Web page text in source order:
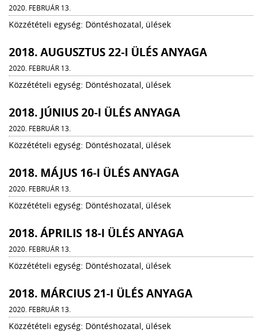
2020. FEBRUÁR 13.
Közzétételi egység: Döntéshozatal, ülések
2018. AUGUSZTUS 22-I ÜLÉS ANYAGA
2020. FEBRUÁR 13.
Közzétételi egység: Döntéshozatal, ülések
2018. JÚNIUS 20-I ÜLÉS ANYAGA
2020. FEBRUÁR 13.
Közzétételi egység: Döntéshozatal, ülések
2018. MÁJUS 16-I ÜLÉS ANYAGA
2020. FEBRUÁR 13.
Közzétételi egység: Döntéshozatal, ülések
2018. ÁPRILIS 18-I ÜLÉS ANYAGA
2020. FEBRUÁR 13.
Közzétételi egység: Döntéshozatal, ülések
2018. MÁRCIUS 21-I ÜLÉS ANYAGA
2020. FEBRUÁR 13.
Közzétételi egység: Döntéshozatal, ülések